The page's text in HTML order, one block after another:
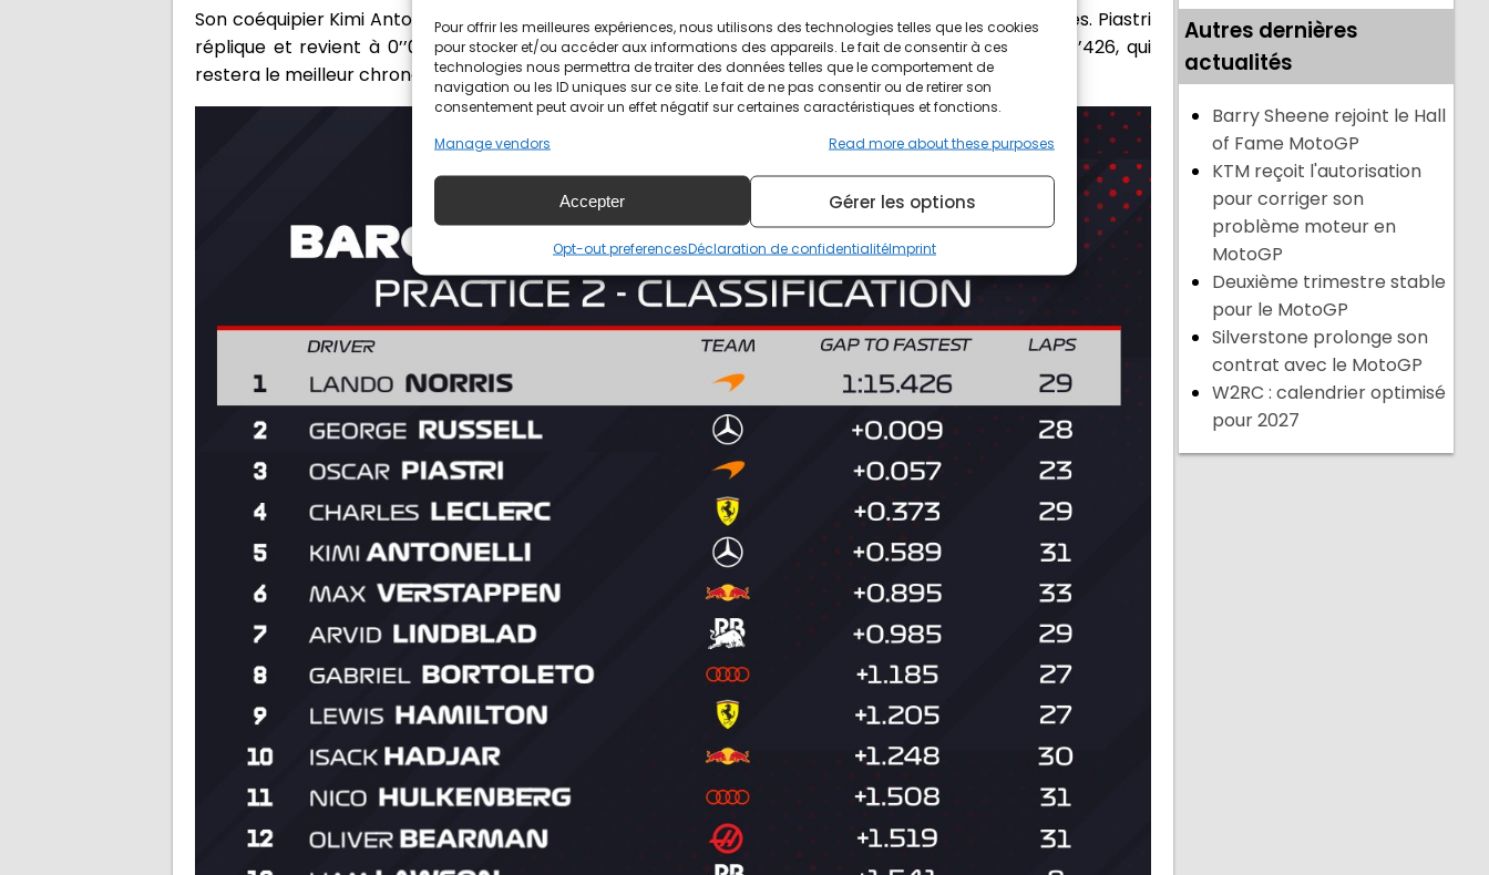
Pour offrir les meilleures expériences, nous utilisons des technologies telles que les cookies
pour stocker et/ou accéder aux informations des appareils. Le fait de consentir à ces
technologies nous permettra de traiter des données telles que le comportement de
navigation ou les ID uniques sur ce site. Le fait de ne pas consentir ou de retirer son
consentement peut avoir un effet négatif sur certaines caractéristiques et fonctions.
Manage vendors
Read more about these purposes
Accepter Gérer les options
Opt-out preferencesDéclaration de confidentialitéImprint
Son coéquipier Kimi Antonelli, de retour après avoir cédé sa voiture en EL1, se place P4 à cinq dixièmes. Piastri
réplique et revient à 0’’048 du temps de Russell. Puis Norris, lui aussi absent en EL1, claque un 1’15’’426, qui
restera le meilleur chrono de la séance, pour seulement 0’’009.
Autres dernières
actualités
Barry Sheene rejoint le Hall
of Fame MotoGP
KTM reçoit l'autorisation
pour corriger son
problème moteur en
MotoGP
Deuxième trimestre stable
pour le MotoGP
Silverstone prolonge son
contrat avec le MotoGP
W2RC : calendrier optimisé
pour 2027